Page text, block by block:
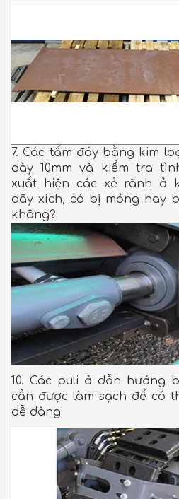
7. Các tấm đáy bằng kim
dày 10mm và kiểm tra
xuất hiện các xẻ rãnh ở
dây xích, có bị mỏng hay
không?
10. Các puli ở dẫn hướng
cần được làm sạch để có
dễ dàng